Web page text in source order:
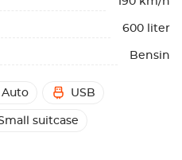
600 liter
Bensin
USB
suitcase